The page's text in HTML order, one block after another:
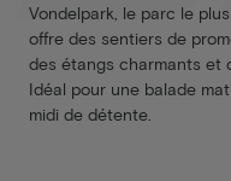
Vondelpark, le parc le
offre des sentiers de
des étangs charmants et
Idéal pour une balade
midi de détente.